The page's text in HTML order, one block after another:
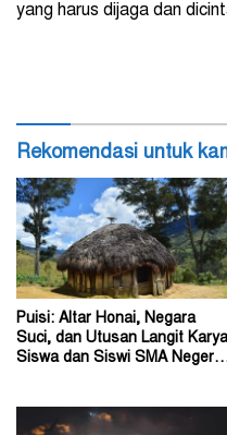
yang harus dijaga dan
Rekomendasi untuk
Puisi: Altar Honai, Negara
Suci, dan Utusan Langit Karya
Siswa dan Siswi SMA Negeri